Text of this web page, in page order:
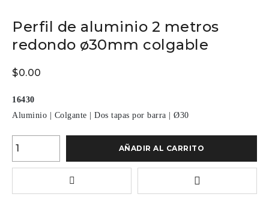
Perfil de aluminio 2 metros
redondo ø30mm colgable
$0.00
16430
Aluminio
Colgante Dos tapas por barra Ø30
AÑADIR AL CARRITO